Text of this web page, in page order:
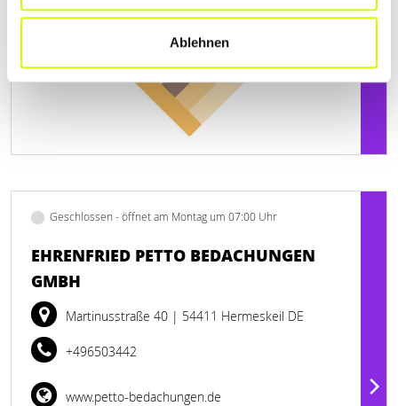
Ablehnen
Geschlossen - öffnet am Montag um 07:00 Uhr
EHRENFRIED PETTO BEDACHUNGEN
GMBH
Martinusstraße 40 | 54411 Hermeskeil DE
+496503442
www.petto-bedachungen.de